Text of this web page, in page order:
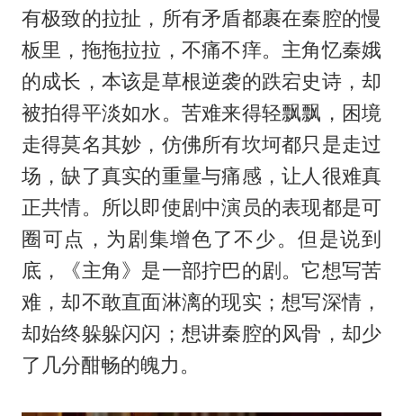
有极致的拉扯，所有矛盾都裹在秦腔的慢
板里，拖拖拉拉，不痛不痒。主角忆秦娥
的成长，本该是草根逆袭的跌宕史诗，却
被拍得平淡如水。苦难来得轻飘飘，困境
走得莫名其妙，仿佛所有坎坷都只是走过
场，缺了真实的重量与痛感，让人很难真
正共情。所以即使剧中演员的表现都是可
圈可点，为剧集增色了不少。但是说到
底，《主角》是一部拧巴的剧。它想写苦
难，却不敢直面淋漓的现实；想写深情，
却始终躲躲闪闪；想讲秦腔的风骨，却少
了几分酣畅的魄力。